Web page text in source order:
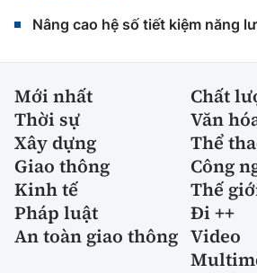
Nâng cao hệ số tiết kiệm năng
Mới nhất
Chất
Thời sự
Văn
Xây dựng
Thể
Giao thông
Công
Kinh tế
Thế
Pháp luật
Đi ++
An toàn giao thông Video